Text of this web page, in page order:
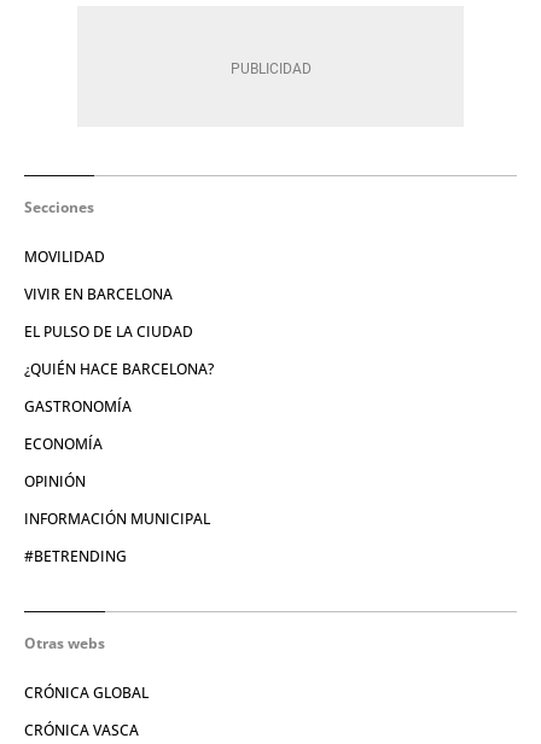
Secciones
MOVILIDAD
VIVIR EN BARCELONA
EL PULSO DE LA CIUDAD
¿QUIÉN HACE BARCELONA?
GASTRONOMÍA
ECONOMÍA
OPINIÓN
INFORMACIÓN MUNICIPAL
#BETRENDING
Otras webs
CRÓNICA GLOBAL
CRÓNICA VASCA